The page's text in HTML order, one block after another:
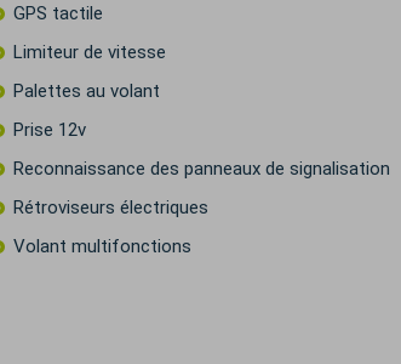
GPS tactile
Limiteur de vitesse
Palettes au volant
Prise 12v
Reconnaissance des panneaux de signalisation
Rétroviseurs électriques
Volant multifonctions